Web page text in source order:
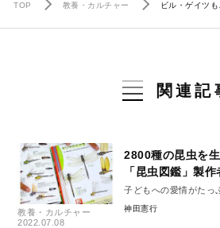
TOP 教養・カルチャー ビル・ゲイツ
関連記
教養・カルチャー
2022.07.08
2800種の昆虫を
「昆虫図鑑」製
子どもへの愛情がたっ
神田憲行